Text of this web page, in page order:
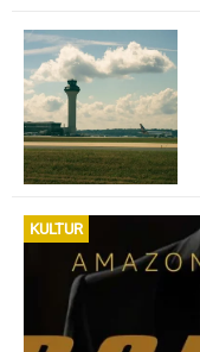
KULTUR